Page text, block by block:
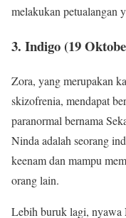
melakukan petualangan
3. Indigo (19
Zora, yang merupakan
skizofrenia, mendapat
paranormal bernama
Ninda adalah seorang
keenam dan mampu
orang lain.
Lebih buruk lagi, nyawa